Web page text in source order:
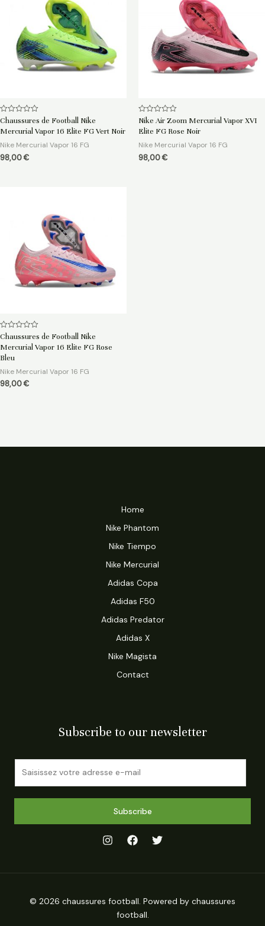
Note
sur
Chaussures de Football Nike
Mercurial Vapor 16 Elite FG Vert Noir
Nike Mercurial Vapor 16 FG
98,00€
Note
sur
Nike Air Zoom Mercurial Vapor XVI
Elite FG Rose Noir
Nike Mercurial Vapor 16 FG
98,00€
Note
sur
5
Chaussures de Football Nike
Mercurial Vapor 16 Elite FG Rose
Bleu
Nike Mercurial Vapor 16 FG
98,00€
Home
Nike Phantom
Nike Tiempo
Nike Mercurial
Adidas Copa
Adidas F50
Adidas Predator
Adidas X
Nike Magista
Contact
Subscribe to our newsletter
Subscribe
© 2026 chaussures football. Powered by chaussures
football.